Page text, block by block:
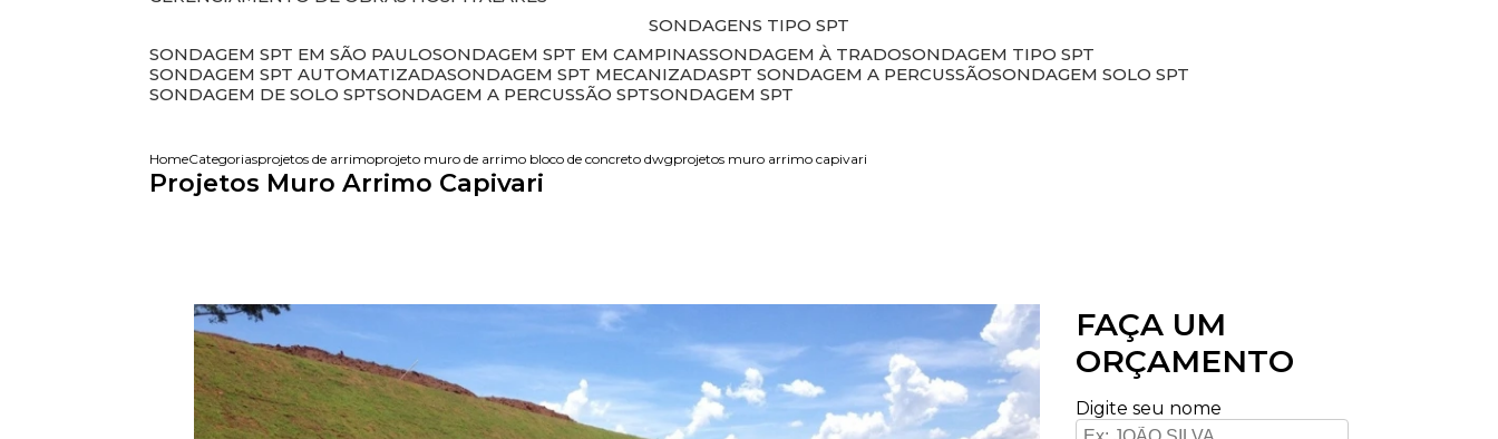
SONDAGENS TIPO SPT
SONDAGEM SPT EM SÃO PAULO SONDAGEM SPT EM CAMPINAS SONDAGEM À TRADO SONDAGEM TIPO SPT
SONDAGEM SPT AUTOMATIZADA SONDAGEM SPT MECANIZADA SPT SONDAGEM A PERCUSSÃO SONDAGEM SOLO SPT
SONDAGEM DE SOLO SPT SONDAGEM A PERCUSSÃO SPT SONDAGEM SPT
HomeCategoriasprojetos de arrimoprojeto muro de arrimo bloco de concreto dwgprojetos muro arrimo capivari
Projetos Muro Arrimo Capivari
FAÇA UM
ORÇAMENTO
Digite seu nome